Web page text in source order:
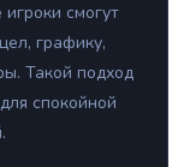
смогут
графику,
Такой подход
спокойной